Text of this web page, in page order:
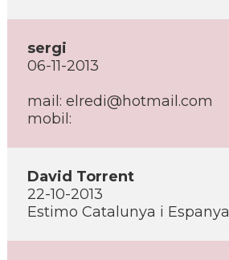
sergi
06-11-2013
mail: elredi@hotmail.com
mobil:
David Torrent
22-10-2013
Estimo Catalunya i Espanya